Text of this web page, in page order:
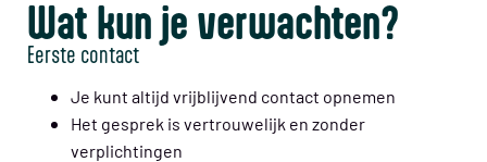
Wat kun je verwachten?
Eerste contact
Je kunt altijd vrijblijvend contact opnemen
Het gesprek is vertrouwelijk en zonder
verplichtingen